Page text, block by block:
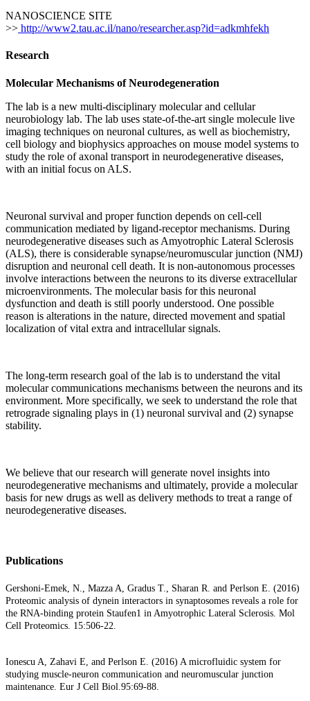
NANOSCIENCE SITE
>> http://www2.tau.ac.il/nano/researcher.asp?id=adkmhfekh
Research
Molecular Mechanisms of Neurodegeneration
The lab is a new multi-disciplinary molecular and cellular
neurobiology lab. The lab uses state-of-the-art single molecule live
imaging techniques on neuronal cultures, as well as biochemistry,
cell biology and biophysics approaches on mouse model systems to
study the role of axonal transport in neurodegenerative diseases,
with an initial focus on ALS.
Neuronal survival and proper function depends on cell-cell
communication mediated by ligand-receptor mechanisms. During
neurodegenerative diseases such as Amyotrophic Lateral Sclerosis
(ALS), there is considerable synapse/neuromuscular junction (NMJ)
disruption and neuronal cell death. It is non-autonomous processes
involve interactions between the neurons to its diverse extracellular
microenvironments. The molecular basis for this neuronal
dysfunction and death is still poorly understood. One possible
reason is alterations in the nature, directed movement and spatial
localization of vital extra and intracellular signals.
The long-term research goal of the lab is to understand the vital
molecular communications mechanisms between the neurons and its
environment. More specifically, we seek to understand the role that
retrograde signaling plays in (1) neuronal survival and (2) synapse
stability.
We believe that our research will generate novel insights into
neurodegenerative mechanisms and ultimately, provide a molecular
basis for new drugs as well as delivery methods to treat a range of
neurodegenerative diseases.
Publications
Gershoni-Emek, N., Mazza A, Gradus T., Sharan R. and Perlson E. (2016)
Proteomic analysis of dynein interactors in synaptosomes reveals a role for
the RNA-binding protein Staufen1 in Amyotrophic Lateral Sclerosis. Mol
Cell Proteomics. 15:506-22.
Ionescu A, Zahavi E, and Perlson E. (2016) A microfluidic system for
studying muscle-neuron communication and neuromuscular junction
maintenance. Eur J Cell Biol.95:69-88.